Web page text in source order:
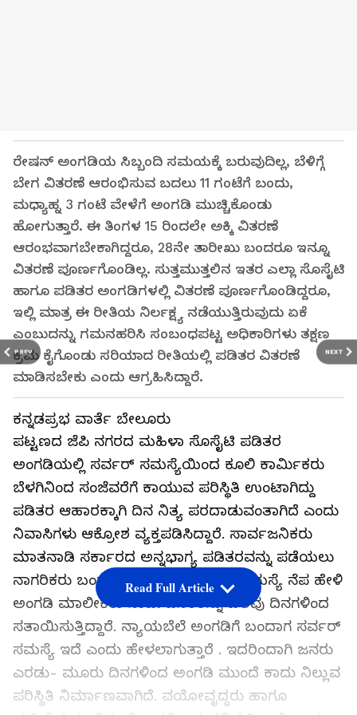
PREV NEXT
ರೇಷನ್ ಅಂಗಡಿಯ ಸಿಬ್ಬಂದಿ ಸಮಯಕ್ಕೆ ಬರುವುದಿಲ್ಲ, ಬೆಳಿಗ್ಗೆ
ಬೇಗ ವಿತರಣೆ ಆರಂಭಿಸುವ ಬದಲು 11 ಗಂಟೆಗೆ ಬಂದು,
ಮಧ್ಯಾಹ್ನ 3 ಗಂಟೆ ವೇಳೆಗೆ ಅಂಗಡಿ ಮುಚ್ಚಿಕೊಂಡು
ಹೋಗುತ್ತಾರೆ. ಈ ತಿಂಗಳ 15 ರಿಂದಲೇ ಅಕ್ಕಿ ವಿತರಣೆ
ಆರಂಭವಾಗಬೇಕಾಗಿದ್ದರೂ, 28ನೇ ತಾರೀಖು ಬಂದರೂ ಇನ್ನೂ
ವಿತರಣೆ ಪೂರ್ಣಗೊಂಡಿಲ್ಲ. ಸುತ್ತಮುತ್ತಲಿನ ಇತರ ಎಲ್ಲಾ ಸೊಸೈಟಿ
ಹಾಗೂ ಪಡಿತರ ಅಂಗಡಿಗಳಲ್ಲಿ ವಿತರಣೆ ಪೂರ್ಣಗೊಂಡಿದ್ದರೂ,
ಇಲ್ಲಿ ಮಾತ್ರ ಈ ರೀತಿಯ ನಿರ್ಲಕ್ಷ್ಯ ನಡೆಯುತ್ತಿರುವುದು ಏಕೆ
ಎಂಬುದನ್ನು ಗಮನಹರಿಸಿ ಸಂಬಂಧಪಟ್ಟ ಅಧಿಕಾರಿಗಳು ತಕ್ಷಣ
ಕ್ರಮ ಕೈಗೊಂಡು ಸರಿಯಾದ ರೀತಿಯಲ್ಲಿ ಪಡಿತರ ವಿತರಣೆ
ಮಾಡಿಸಬೇಕು ಎಂದು ಆಗ್ರಹಿಸಿದ್ದಾರೆ.
ಕನ್ನಡಪ್ರಭ ವಾರ್ತೆ ಬೇಲೂರು
ಪಟ್ಟಣದ ಜೆಪಿ ನಗರದ ಮಹಿಳಾ ಸೊಸೈಟಿ ಪಡಿತರ
ಅಂಗಡಿಯಲ್ಲಿ ಸರ್ವರ್ ಸಮಸ್ಯೆಯಿಂದ ಕೂಲಿ ಕಾರ್ಮಿಕರು
ಬೆಳಗಿನಿಂದ ಸಂಜೆವರೆಗೆ ಕಾಯುವ ಪರಿಸ್ಥಿತಿ ಉಂಟಾಗಿದ್ದು
ಪಡಿತರ ಆಹಾರಕ್ಕಾಗಿ ದಿನ ನಿತ್ಯ ಪರದಾಡುವಂತಾಗಿದೆ ಎಂದು
ನಿವಾಸಿಗಳು ಆಕ್ರೋಶ ವ್ಯಕ್ತಪಡಿಸಿದ್ದಾರೆ. ಸಾರ್ವಜನಿಕರು
ಮಾತನಾಡಿ ಸರ್ಕಾರದ ಅನ್ನಭಾಗ್ಯ ಪಡಿತರವನ್ನು ಪಡೆಯಲು
ನಾಗರಿಕರು ಬಂದ ಸಂದರ್ಭದಲ್ಲಿ ಸರ್ವರ್‌ ಸಮಸ್ಯೆ ನೆಪ ಹೇಳಿ
ಅಂಗಡಿ ಮಾಲೀಕರು ಸಾರ್ವಜನಿಕರನ್ನು ಹಲವು ದಿನಗಳಿಂದ
ಸತಾಯಿಸುತ್ತಿದ್ದಾರೆ. ನ್ಯಾಯಬೆಲೆ ಅಂಗಡಿಗೆ ಬಂದಾಗ ಸರ್ವರ್
ಸಮಸ್ಯೆ ಇದೆ ಎಂದು ಹೇಳಲಾಗುತ್ತಾರೆ . ಇದರಿಂದಾಗಿ ಜನರು
ಎರಡು- ಮೂರು ದಿನಗಳಿಂದ ಅಂಗಡಿ ಮುಂದೆ ಕಾದು ನಿಲ್ಲುವ
ಪರಿಸ್ಥಿತಿ ನಿರ್ಮಾಣವಾಗಿದೆ. ವಯೋವೃದ್ಧರು ಹಾಗೂ
Read Full Article